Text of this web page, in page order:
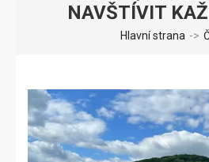
NAVŠTÍVIT
Hlavní strana ->